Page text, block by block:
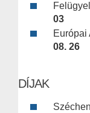
03
Európai
08. 26
DÍJAK